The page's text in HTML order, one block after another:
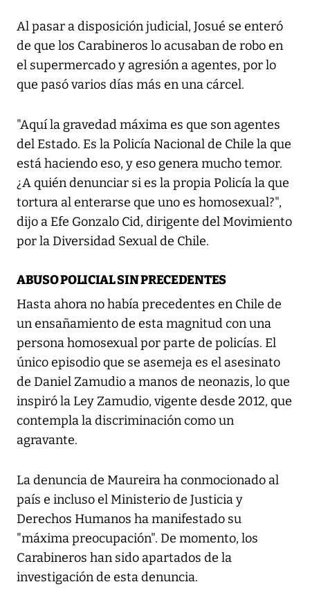
Al pasar a disposición judicial, Josué se enteró
de que los Carabineros lo acusaban de robo en
el supermercado y agresión a agentes, por lo
que pasó varios días más en una cárcel.
"Aquí la gravedad máxima es que son agentes
del Estado. Es la Policía Nacional de Chile la que
está haciendo eso, y eso genera mucho temor.
¿A quién denunciar si es la propia Policía la que
tortura al enterarse que uno es homosexual?",
dijo a Efe Gonzalo Cid, dirigente del Movimiento
por la Diversidad Sexual de Chile.
ABUSO POLICIAL SIN PRECEDENTES
Hasta ahora no había precedentes en Chile de
un ensañamiento de esta magnitud con una
persona homosexual por parte de policías. El
único episodio que se asemeja es el asesinato
de Daniel Zamudio a manos de neonazis, lo que
inspiró la Ley Zamudio, vigente desde 2012, que
contempla la discriminación como un
agravante.
La denuncia de Maureira ha conmocionado al
país e incluso el Ministerio de Justicia y
Derechos Humanos ha manifestado su
"máxima preocupación". De momento, los
Carabineros han sido apartados de la
investigación de esta denuncia.